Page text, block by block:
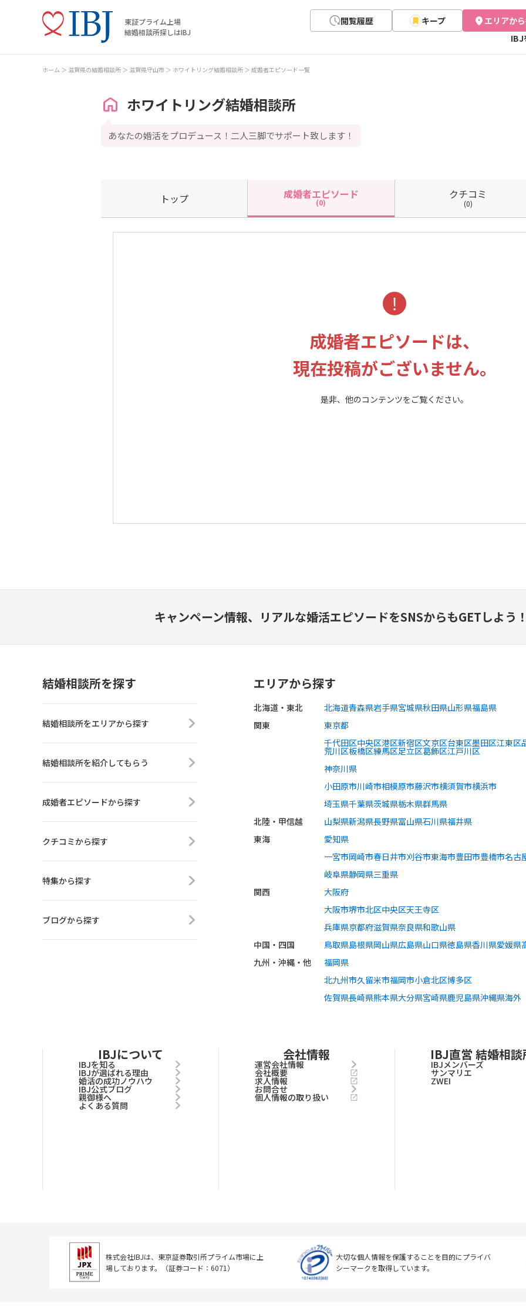
東証プライム上場
結婚相談所探しはIBJ
閲覧履歴 キープ エリアか
IBJ
ホーム 滋賀県の結婚相談所 滋賀県守山市 ホワイトリング結婚相談所 成婚者エピソード一覧
ホワイトリング結婚相談所
あなたの婚活をプロデュース！二人三脚でサポート致します！
トップ 成婚者エピソード
(0)
クチコミ
(0)
成婚者エピソードは、
現在投稿がございません。
是非、他のコンテンツをご覧ください。
キャンペーン情報、 リアルな婚活エピソードをSNSからもGETしよう！
結婚相談所を探す
結婚相談所をエリアから探す
結婚相談所を紹介してもらう
成婚者エピソードから探す
クチコミから探す
特集から探す
ブログから探す
エリアから探す
北海道・東北 北海道青森県岩手県宮城県秋田県山形県福島県
関東
東京都
千代田区中央区港区新宿区文京区台東区墨田区江東区
荒川区板橋区練馬区足立区葛飾区江戸川区
神奈川県
小田原市川崎市相模原市藤沢市横須賀市横浜市
埼玉県千葉県茨城県栃木県群馬県
北陸・甲信越
山梨県新潟県長野県富山県石川県福井県
東海
愛知県
一宮市岡崎市春日井市刈谷市東海市豊田市豊橋市名古
岐阜県静岡県三重県
関西
大阪府
大阪市堺市北区中央区天王寺区
兵庫県京都府滋賀県奈良県和歌山県
中国・四国
鳥取県島根県岡山県広島県山口県徳島県香川県愛媛県
九州・沖縄・他
福岡県
北九州市久留米市福岡市小倉北区博多区
佐賀県長崎県熊本県大分県宮崎県鹿児島県沖縄県海外
IBJについて
IBJを知る
IBJが選ばれる理由
婚活の成功ノウハウ
IBJ公式ブログ
親御様へ
よくある質問
会社情報
運営会社情報
会社概要
求人情報
お問合せ
個人情報の取り扱い
IBJ直営 結婚相談
IBJメンバーズ
サンマリエ
ZWEI
株式会社IBJは、東京証券取引所プライム市場に上
場しております。
（証券コード：6071）
大切な個人情報を保護することを目的にプライバ
シーマークを取得しています。